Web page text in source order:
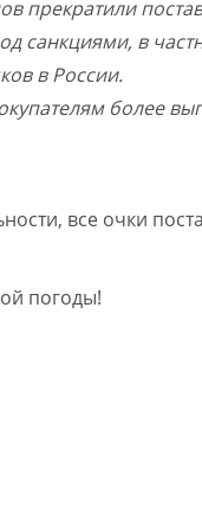
прекратили
санкциями, в
в России.
более
все очки
погоды!